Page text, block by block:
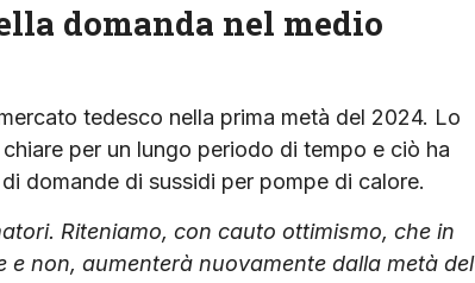
domanda nel medio
tedesco nella prima metà del 2024. Lo
per un lungo periodo di tempo e ciò ha
domande di sussidi per pompe di calore.
Riteniamo, con cauto ottimismo, che in
non, aumenterà nuovamente dalla metà del